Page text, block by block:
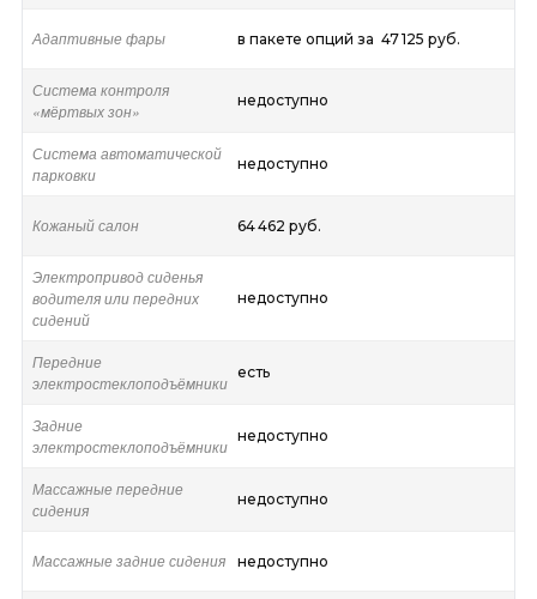
Адаптивные фары в пакете опций за 47 125 руб.
Система контроля
«мёртвых зон»
недоступно
Система автоматической
парковки
недоступно
Кожаный салон 64 462 руб.
Электропривод сиденья
водителя или передних
сидений
недоступно
Передние
электростеклоподъёмники
есть
Задние
электростеклоподъёмники
недоступно
Массажные передние
сидения
недоступно
Массажные задние сидения недоступно